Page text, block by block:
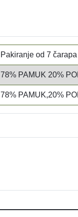
Pakiranje od 7
78% PAMUK 20%
78% PAMUK,20%